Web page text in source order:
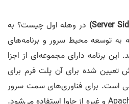
Server
) در وهله اول چیست؟ به
به توسعه محیط سرور و برنامه‌های
برنامه دارای مجموعه‌ای از اجزا
تعیین شده برای آن پلت فرم برای
است. برای فناوری‌های سمت سرور